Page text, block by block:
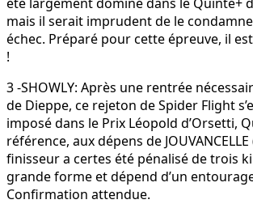
mais il serait imprudent de le
échec. Préparé pour cette épreuve, il
!
3 -SHOWLY: Après une rentrée
de Dieppe, ce rejeton de Spider Flight
imposé dans le Prix Léopold d’Orsetti,
référence, aux dépens de
finisseur a certes été pénalisé de trois
grande forme et dépend d’un
Confirmation attendue.